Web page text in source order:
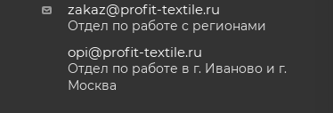
zakaz@profit-textile.ru
Отдел по работе с регионами
opi@profit-textile.ru
Отдел по работе в г. Иваново и г.
Москва